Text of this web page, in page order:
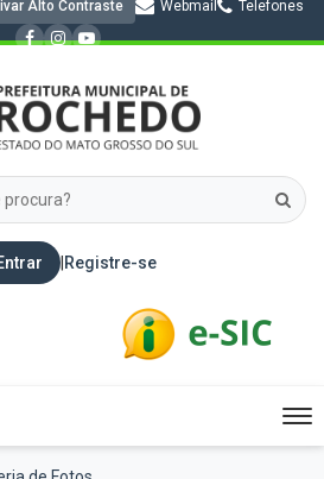
Alto Contraste Webmail Telefones
Registre-se